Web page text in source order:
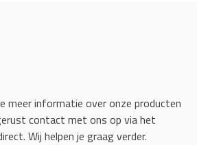
meer informatie over onze producten
contact met ons op via het
Wij helpen je graag verder.